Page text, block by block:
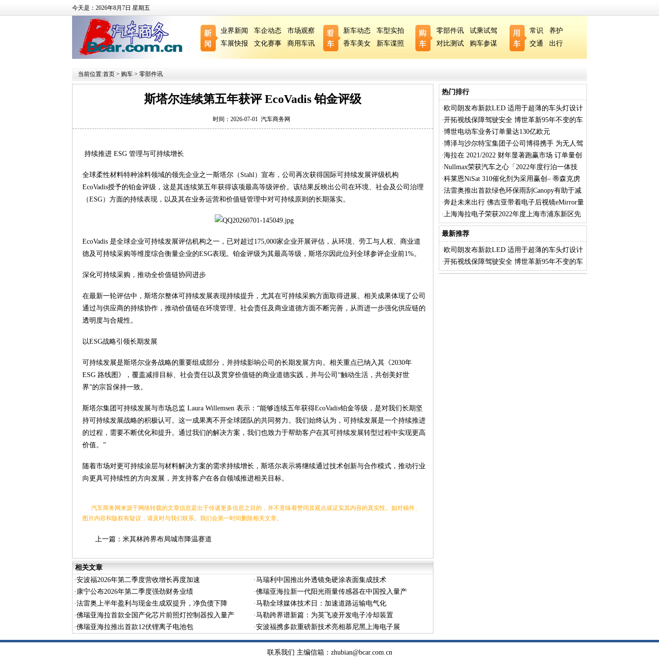
今天是：2026年8月7日 星期五
业界新闻 车企动态
市场观察
车展快报
文化赛事 商用车讯
新车动态
车型实拍
香车美女
新车谍照
零部件讯
试乘试驾
对比测试
购车参谋
常识
养护
交通
出行
当前位置:首页 > 购车 > 零部件讯
斯塔尔连续第五年获评 EcoVadis 铂金评级
时间：2026-07-01 汽车商务网
持续推进 ESG 管理与可持续增长
全球柔性材料特种涂料领域的领先企业之一斯塔尔（Stahl）宣布，公司再次获得国际可持续发展评级机构
EcoVadis授予的铂金评级，这是其连续第五年获得该项最高等级评价。该结果反映出公司在环境、社会及公司治理
（ESG）方面的持续表现，以及其在业务运营和价值链管理中对可持续原则的长期落实。
EcoVadis 是全球企业可持续发展评估机构之一，已对超过175,000家企业开展评估，从环境、劳工与人权、商业道
德及可持续采购等维度综合衡量企业的ESG表现。铂金评级为其最高等级，斯塔尔因此位列全球参评企业前1%。
深化可持续采购，推动全价值链协同进步
在最新一轮评估中，斯塔尔整体可持续发展表现持续提升，尤其在可持续采购方面取得进展。相关成果体现了公司
通过与供应商的持续协作，推动价值链在环境管理、社会责任及商业道德方面不断完善，从而进一步强化供应链的
透明度与合规性。
以ESG战略引领长期发展
可持续发展是斯塔尔业务战略的重要组成部分，并持续影响公司的长期发展方向。相关重点已纳入其《2030年
ESG 路线图》，覆盖减排目标、社会责任以及贯穿价值链的商业道德实践，并与公司“触动生活，共创美好世
界”的宗旨保持一致。
斯塔尔集团可持续发展与市场总监 Laura Willemsen 表示：“能够连续五年获得EcoVadis铂金等级，是对我们长期坚
持可持续发展战略的积极认可。这一成果离不开全球团队的共同努力。我们始终认为，可持续发展是一个持续推进
的过程，需要不断优化和提升。通过我们的解决方案，我们也致力于帮助客户在其可持续发展转型过程中实现更高
价值。”
随着市场对更可持续涂层与材料解决方案的需求持续增长，斯塔尔表示将继续通过技术创新与合作模式，推动行业
向更具可持续性的方向发展，并支持客户在各自领域推进相关目标。
汽车商务网来源于网络转载的文章信息是出于传递更多信息之目的，并不意味着赞同其观点或证实其内容的真实性。如对稿件、
图片内容和版权有疑议，请及时与我们联系。我们会第一时间删除相关文章。
上一篇： 米其林跨界布局城市降温赛道
相关文章
·安波福2026年第二季度营收增长再度加速 ·马瑞利中国推出外透镜免硬涂表面集成技术
· 康宁公布2026年第二季度强劲财务业绩 ·佛瑞亚海拉新一代阳光雨量传感器在中国投入量产
·法雷奥上半年盈利与现金生成双提升，净负债下降 ·马勒全球媒体技术日：加速道路运输电气化
·佛瑞亚海拉首款全国产化芯片前照灯控制器投入量产 ·马勒跨界谱新篇：为英飞凌开发电子冷却装置
·佛瑞亚海拉推出首款12伏锂离子电池包 ·安波福携多款重磅新技术亮相慕尼黑上海电子展
热门排行
·欧司朗发布新款LED 适用于超薄的车头灯设计
·开拓视线保障驾驶安全 博世革新95年不变的车
·博世电动车业务订单量达130亿欧元
·博泽与沙尔特宝集团子公司博得携手 为无人驾
·海拉在 2021/2022 财年显著跑赢市场 订单量创
·Nullmax荣获汽车之心「2022年度行泊一体技
术
·科莱恩NiSat 310催化剂为采用赢创– 蒂森克虏
·法雷奥推出首款绿色环保雨刮Canopy有助于减
·奔赴未来出行 佛吉亚带着电子后视镜eMirror量
·上海海拉电子荣获2022年度上海市浦东新区先
进
最新推荐
·欧司朗发布新款LED 适用于超薄的车头灯设计
·开拓视线保障驾驶安全 博世革新95年不变的车
联系我们 主编信箱： zhubian@bcar.com.cn